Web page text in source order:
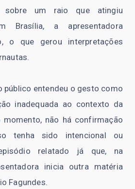
sobre um raio que atingiu
Brasília, a apresentadora
o que gerou interpretações
público entendeu o gesto como
inadequada ao contexto da
não há confirmação
tenha sido intencional ou
relatado já que, na
inicia outra matéria
Fagundes.